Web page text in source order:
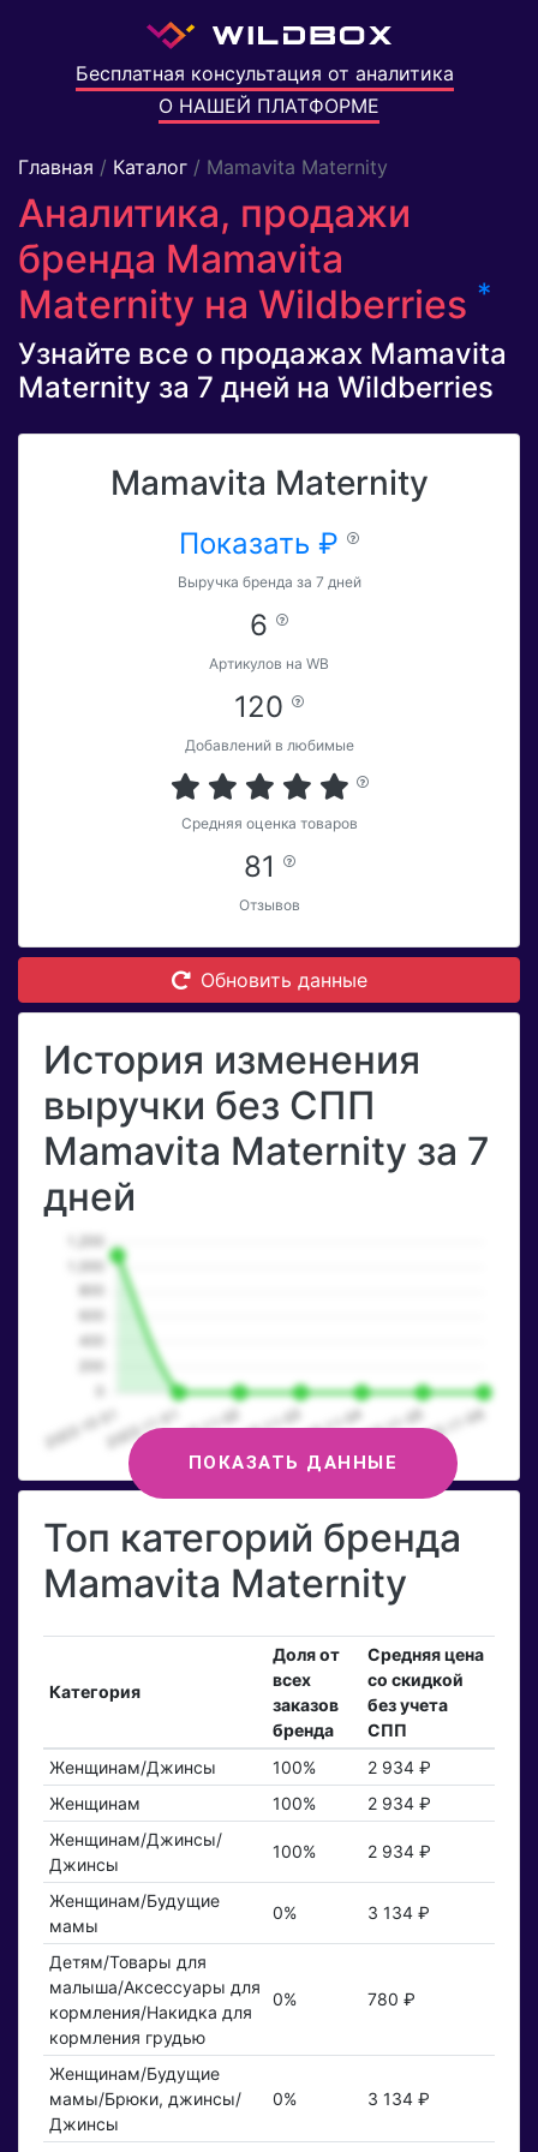
Бесплатная консультация от аналитика
О НАШЕЙ ПЛАТФОРМЕ
Главная / Каталог / Mamavita Maternity
Аналитика, продажи
бренда Mamavita
Maternity на Wildberries *
Узнайте все о продажах Mamavita
Maternity за 7 дней на Wildberries
Mamavita Maternity
Показать ₽
Выручка бренда за 7 дней
6
Артикулов на WB
120
Добавлений в любимые
Средняя оценка товаров
81
Отзывов
Обновить данные
История изменения
выручки без СПП
Mamavita Maternity за 7
дней
ПОКАЗАТЬ ДАННЫЕ
Топ категорий бренда
Mamavita Maternity
Категория
Доля от
всех
заказов
бренда
Средняя цена
со скидкой
без учета
СПП
Женщинам/Джинсы
100%
2 934 ₽
Женщинам
100%
2 934 ₽
Женщинам/Джинсы/
Джинсы
100% 2 934 ₽
Женщинам/Будущие
мамы
0% 3 134 ₽
Детям/Товары для
малыша/Аксессуары для
кормления/Накидка для
кормления грудью
0% 780 ₽
Женщинам/Будущие
мамы/Брюки, джинсы/
Джинсы
0% 3 134 ₽